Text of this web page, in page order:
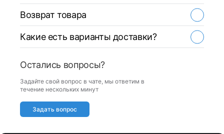
Возврат товара
Какие есть варианты доставки?
Остались вопросы?
Задайте свой вопрос в чате, мы ответим в
течение нескольких минут
Задать вопрос